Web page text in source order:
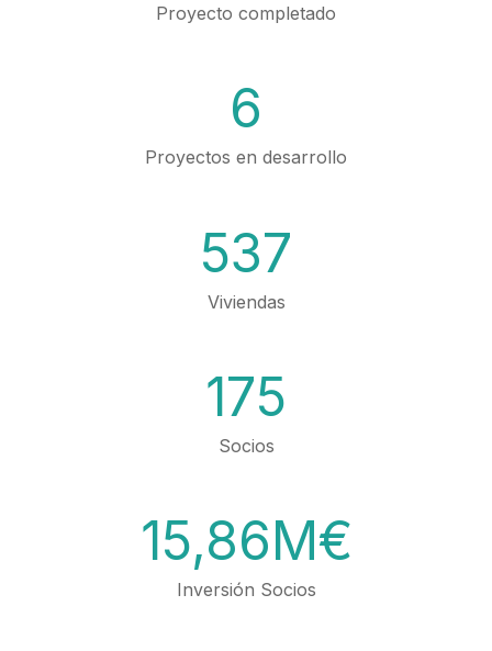
Proyecto completado
6
Proyectos en desarrollo
537
Viviendas
175
Socios
15,86M€
Inversión Socios